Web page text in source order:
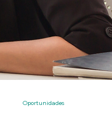
Oportunidades